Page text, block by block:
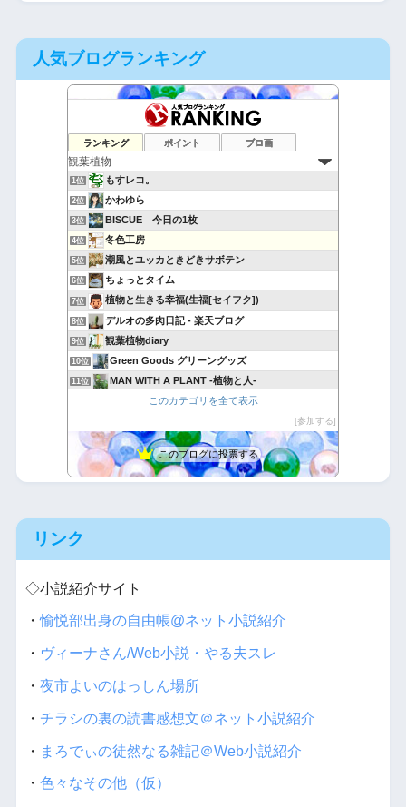
人気ブログランキング
ランキング ポイント ブロ画
1位 もすレコ。
2位 かわゆら
3位 BISCUE 今日の1枚
4位 冬色工房
5位 潮風とユッカときどきサボテン
6位 ちょっとタイム
7位 植物と生きる幸福(生福[セイフク])
8位 デルオの多肉日記 - 楽天ブログ
9位 観葉植物diary
10位 Green Goods グリーングッズ
11位 MAN WITH A PLANT -植物と人-
多肉植物・サボテンの種類、一覧と育て方 図鑑サイト｜TA29
14位 おもいつかない
15位 Yubisakino Jyunin
このカテゴリを全て表示
参加する
このブログに投票する
リンク
◇小説紹介サイト
・愉悦部出身の自由帳@ネット小説紹介
・ ヴィーナさん/Web小説・やる夫スレ
・ 夜市よいのはっしん場所
・ チラシの裏の読書感想文＠ネット小説紹介
・ まろでぃの徒然なる雑記＠Web小説紹介
・ 色々なその他（仮）